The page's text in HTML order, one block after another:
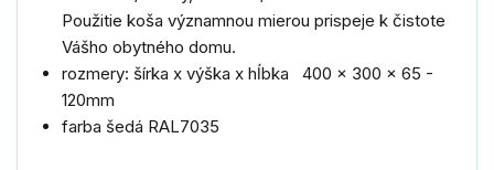
Použitie koša významnou mierou prispeje k čistote
Vášho obytného domu.
rozmery: šírka x výška x hĺbka 400 x 300 x 65 -
120mm
farba šedá RAL7035